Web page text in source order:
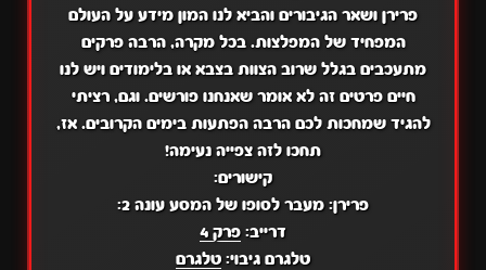
פרירן ושאר הגיבורים והביא לנו המון מידע על העולם
המפחיד של המפלצות. בכל מקרה, הרבה פרקים
מתעכבים בגלל שרוב הצוות בצבא או בלימודים ויש לנו
חיים פרטים זה לא אומר שאנחנו פורשים. וגם, רציתי
להגיד שמחכות לכם הרבה הפתעות בימים הקרובים. אז,
תחכו לזה צפייה נעימה!
קישורים:
פרירן: מעבר לסופו של המסע עונה 2:
דרייב: פרק 4
טלגרם גיבוי:טלגרם